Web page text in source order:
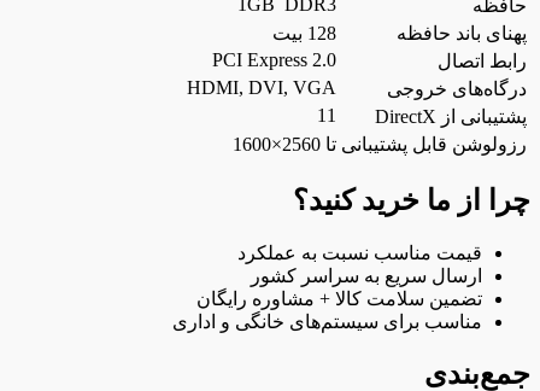
حافظه
پهنای باند حافظه
128 بیت
رابط اتصال
PCI Express 2.0
درگاه‌های خروجی
HDMI, DVI, VGA
پشتیبانی از DirectX
11
رزولوشن قابل پشتیبانی تا 2560×1600
چرا از ما خرید کنید؟
قیمت مناسب نسبت به عملکرد
ارسال سریع به سراسر کشور
تضمین سلامت کالا + مشاوره رایگان
مناسب برای سیستم‌های خانگی و اداری
جمع‌بندی